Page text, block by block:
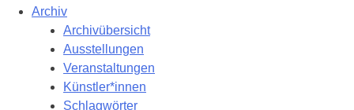
Archiv
Archivübersicht
Ausstellungen
Veranstaltungen
Künstler*innen
Schlagwörter